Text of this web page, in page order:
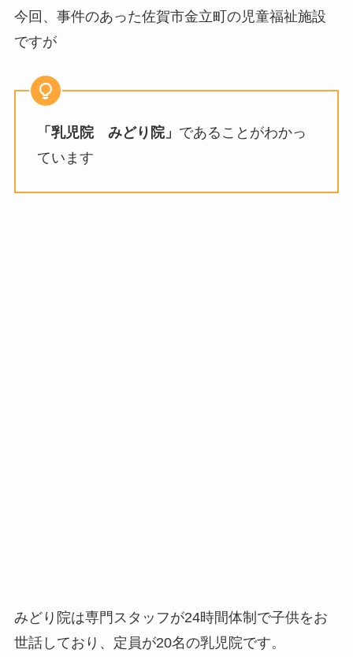
今回、事件のあった佐賀市金立町の児童福祉施設
ですが
「乳児院 みどり院」 であることがわかっ
ています
みどり院は専門スタッフが24時間体制で子供をお
世話しており、定員が20名の乳児院です。